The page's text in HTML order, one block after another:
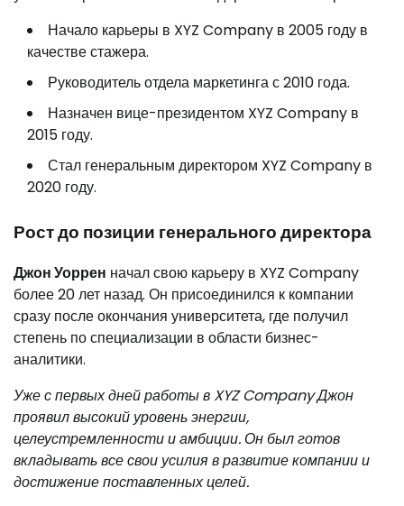
Начало карьеры в XYZ Company в 2005 году в
качестве стажера.
Руководитель отдела маркетинга с 2010 года.
Назначен вице-президентом XYZ Company в
2015 году.
Стал генеральным директором XYZ Company в
2020 году.
Рост до позиции генерального директора
Джон Уоррен начал свою карьеру в XYZ Company
более 20 лет назад. Он присоединился к компании
сразу после окончания университета, где получил
степень по специализации в области бизнес-
аналитики.
Уже с первых дней работы в XYZ Company Джон
проявил высокий уровень энергии,
целеустремленности и амбиции. Он был готов
вкладывать все свои усилия в развитие компании и
достижение поставленных целей.